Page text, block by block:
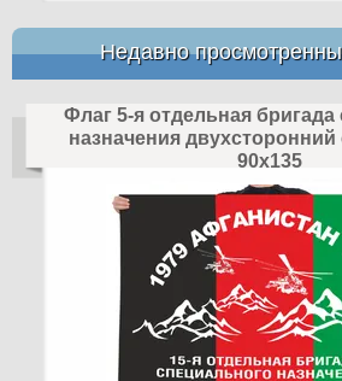
Недавно
Флаг 5-я отдельная бригада
назначения двухсторонний
90х135